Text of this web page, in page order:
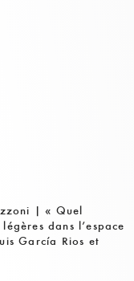
| « Quel
dans l’espace
García Rios et